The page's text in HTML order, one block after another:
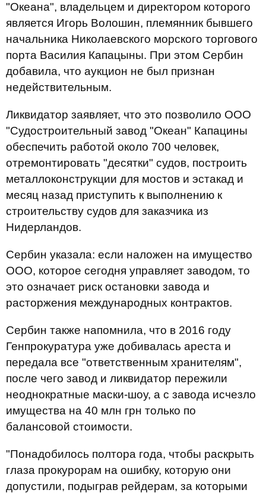
"Океана", владельцем и директором которого
является Игорь Волошин, племянник бывшего
начальника Николаевского морского торгового
порта Василия Капацыны. При этом Сербин
добавила, что аукцион не был признан
недействительным.
Ликвидатор заявляет, что это позволило ООО
"Судостроительный завод "Океан" Капацины
обеспечить работой около 700 человек,
отремонтировать "десятки" судов, построить
металлоконструкции для мостов и эстакад и
месяц назад приступить к выполнению к
строительству судов для заказчика из
Нидерландов.
Сербин указала: если наложен на имущество
ООО, которое сегодня управляет заводом, то
это означает риск остановки завода и
расторжения международных контрактов.
Сербин также напомнила, что в 2016 году
Генпрокуратура уже добивалась ареста и
передала все "ответственным хранителям",
после чего завод и ликвидатор пережили
неоднократные маски-шоу, а с завода исчезло
имущества на 40 млн грн только по
балансовой стоимости.
"Понадобилось полтора года, чтобы раскрыть
глаза прокурорам на ошибку, которую они
допустили, подыграв рейдерам, за которыми